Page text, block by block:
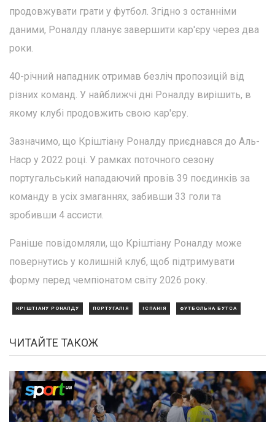
продовжувати грати у футбол. Згідно з останніми
даними, Роналду планує завершити кар'єру через два
роки.
40-річний нападник отримав безліч пропозицій від
різних команд. У найближчі дні Роналду вирішить, в
якому клубі продовжить свою кар'єру.
Зазначимо, що Кріштіану Роналду приєднався до Аль-
Наср у 2022 році. У рамках поточного сезону
португальський нападаючий провів 39 поєдинків за
команду в усіх змаганнях, забивши 33 голи та
зробивши 4 ассисти.
Раніше повідомляли, що Кріштіану Роналду може
повернутись у колишній клуб, щоб підтримувати
форму перед чемпіонатом світу 2026 року.
КРІШТІАНУ РОНАЛДУ ПОРТУГАЛІЯ ІСПАНІЯ ФУТБОЛЬНА БУТСА
ЧИТАЙТЕ ТАКОЖ